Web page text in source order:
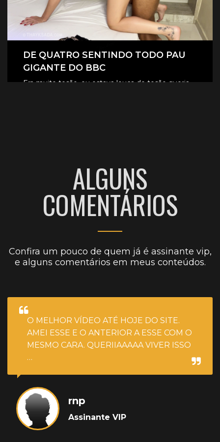
DE QUATRO SENTINDO TODO PAU
GIGANTE DO BBC
Era muito tesão, eu estava louca de tesão queria
ALGUNS
COMENTÁRIOS
Confira um pouco de quem já é assinante vip,
e alguns comentários em meus conteúdos.
O MELHOR VÍDEO ATÉ HOJE DO SITE.
AMEI ESSE E O ANTERIOR A ESSE COM O
MESMO CARA. QUERIIAAAAA VIVER ISSO
…
rnp
Assinante VIP